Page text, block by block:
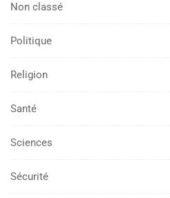
Non classé
Politique
Religion
Santé
Sciences
Sécurité